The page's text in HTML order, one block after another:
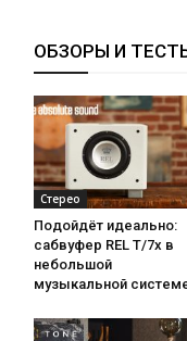
ОБЗОРЫ И
Стерео
Подойдёт идеально:
сабвуфер REL T/7x в
небольшой
музыкальной